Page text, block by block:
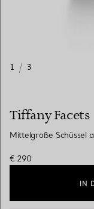
1 / 3
Tiffany Facets
Mittelgroße Schüssel
€ 290
IN